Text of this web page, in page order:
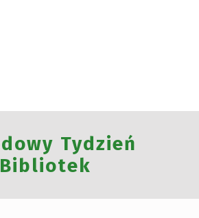
Tydzień
Bibliotek